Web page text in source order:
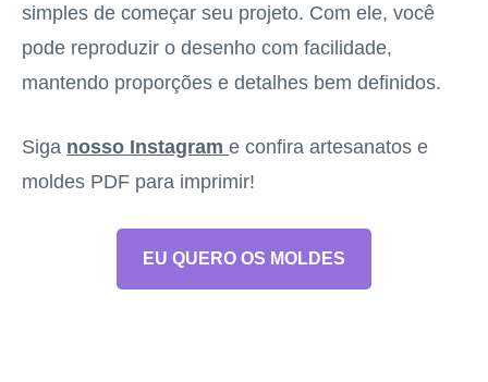
simples de começar seu projeto. Com ele, você
pode reproduzir o desenho com facilidade,
mantendo proporções e detalhes bem definidos.
Siga nosso Instagram e confira artesanatos e
moldes PDF para imprimir!
EU QUERO OS MOLDES